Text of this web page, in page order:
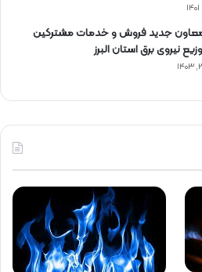
جدید فروش و خدمات مشتركین
نیروی برق استان البرز